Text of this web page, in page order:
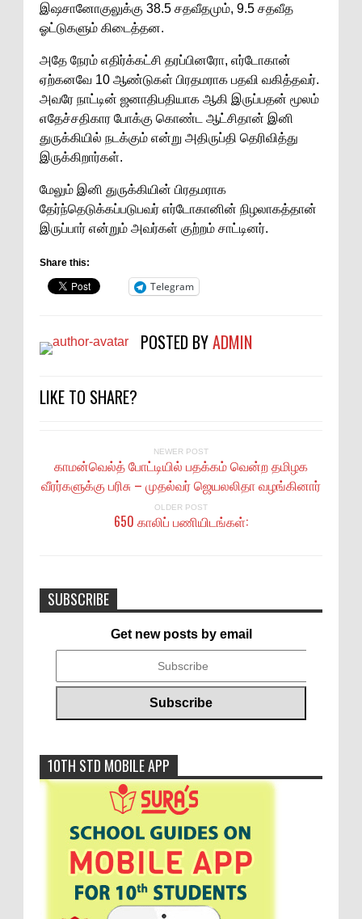
இஷசானோகுலுக்கு 38.5 சதவீதமும், 9.5 சதவீத
ஓட்டுகளும் கிடைத்தன.
அதே நேரம் எதிர்க்கட்சி தரப்பினரோ, எர்டோகான்
ஏற்கனவே 10 ஆண்டுகள் பிரதமராக பதவி வகித்தவர்.
அவரே நாட்டின் ஜனாதிபதியாக ஆகி இருப்பதன் மூலம்
எதேச்சதிகார போக்கு கொண்ட ஆட்சிதான் இனி
துருக்கியில் நடக்கும் என்று அதிருப்தி தெரிவித்து
இருக்கிறார்கள்.
மேலும் இனி துருக்கியின் பிரதமராக
தேர்ந்தெடுக்கப்படுபவர் எர்டோகானின் நிழலாகத்தான்
இருப்பார் என்றும் அவர்கள் குற்றம் சாட்டினர்.
Share this:
Telegram
POSTED BYADMIN
LIKE TO SHARE?
NEWER POST
காமன்வெல்த் போட்டியில் பதக்கம் வென்ற தமிழக
வீரர்களுக்கு பரிசு – முதல்வர் ஜெயலலிதா வழங்கினார்
OLDER POST
650 காலிப் பணியிடங்கள்:
SUBSCRIBE
Get new posts by email
10TH STD MOBILE APP